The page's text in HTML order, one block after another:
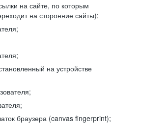
на сайте, по которым
на сторонние сайты);
на устройстве
браузера (canvas fingerprint);